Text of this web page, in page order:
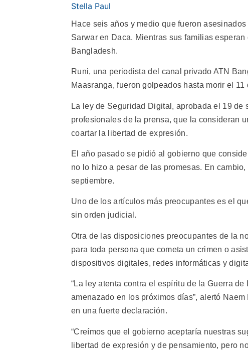
Stella Paul
Hace seis años y medio que fueron
Sarwar en Daca. Mientras sus familias
Bangladesh.
Runi, una periodista del canal privado ATN
Maasranga, fueron golpeados hasta morir el 11
La ley de Seguridad Digital, aprobada el 19
profesionales de la prensa, que la consideran
coartar la libertad de expresión.
El año pasado se pidió al gobierno que
no lo hizo a pesar de las promesas. En
septiembre.
Uno de los artículos más preocupantes es el
sin orden judicial.
Otra de las disposiciones preocupantes de la
para toda persona que cometa un crimen o
dispositivos digitales, redes informáticas y
“La ley atenta contra el espíritu de la Guerra
amenazado en los próximos días”, alertó
en una fuerte declaración.
“Creímos que el gobierno aceptaría nuestras
libertad de expresión y de pensamiento, pero